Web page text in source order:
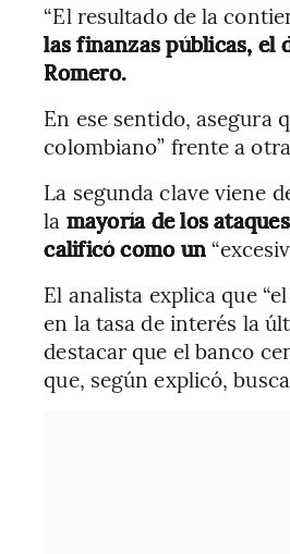
“El resultado de la
las finanzas públicas, el
Romero.
En ese sentido, asegura
colombiano” frente a
La segunda clave viene
la mayoría de los
calificó como un
El analista explica que
en la tasa de interés la
destacar que el banco
que, según explicó,